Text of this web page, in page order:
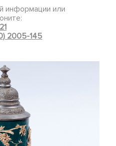
информации или
2005-145